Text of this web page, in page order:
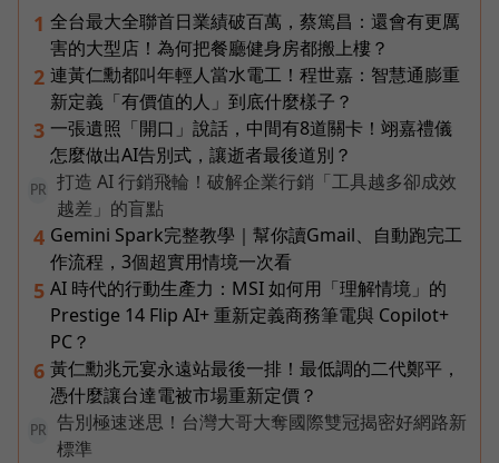
1 全台最大全聯首日業績破百萬，蔡篤昌：還會有更厲
害的大型店！為何把餐廳健身房都搬上樓？
2 連黃仁勳都叫年輕人當水電工！程世嘉：智慧通膨重
新定義「有價值的人」到底什麼樣子？
3 一張遺照「開口」說話，中間有8道關卡！翊嘉禮儀
怎麼做出AI告別式，讓逝者最後道別？
PR
打造 AI 行銷飛輪！破解企業行銷「工具越多卻成效
越差」的盲點
4 Gemini Spark完整教學｜幫你讀Gmail、自動跑完工
作流程，3個超實用情境一次看
5 AI 時代的行動生產力：MSI 如何用「理解情境」的
Prestige 14 Flip AI+ 重新定義商務筆電與 Copilot+
PC？
6 黃仁勳兆元宴永遠站最後一排！最低調的二代鄭平，
憑什麼讓台達電被市場重新定價？
PR
告別極速迷思！台灣大哥大奪國際雙冠揭密好網路新
標準